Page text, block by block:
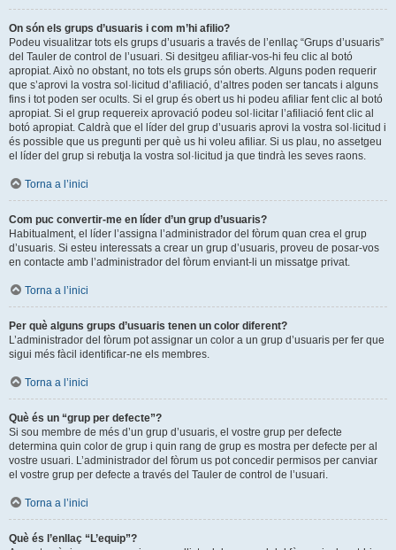
On són els grups d’usuaris i com m’hi afilio?
Podeu visualitzar tots els grups d’usuaris a través de l’enllaç “Grups d’usuaris”
del Tauler de control de l’usuari. Si desitgeu afiliar-vos-hi feu clic al botó
apropiat. Això no obstant, no tots els grups són oberts. Alguns poden requerir
que s’aprovi la vostra sol·licitud d’afiliació, d’altres poden ser tancats i alguns
fins i tot poden ser ocults. Si el grup és obert us hi podeu afiliar fent clic al botó
apropiat. Si el grup requereix aprovació podeu sol·licitar l’afiliació fent clic al
botó apropiat. Caldrà que el líder del grup d’usuaris aprovi la vostra sol·licitud i
és possible que us pregunti per què us hi voleu afiliar. Si us plau, no assetgeu
el líder del grup si rebutja la vostra sol·licitud ja que tindrà les seves raons.
Torna a l’inici
Com puc convertir-me en líder d’un grup d’usuaris?
Habitualment, el líder l’assigna l’administrador del fòrum quan crea el grup
d’usuaris. Si esteu interessats a crear un grup d’usuaris, proveu de posar-vos
en contacte amb l’administrador del fòrum enviant-li un missatge privat.
Torna a l’inici
Per què alguns grups d’usuaris tenen un color diferent?
L’administrador del fòrum pot assignar un color a un grup d’usuaris per fer que
sigui més fàcil identificar-ne els membres.
Torna a l’inici
Què és un “grup per defecte”?
Si sou membre de més d’un grup d’usuaris, el vostre grup per defecte
determina quin color de grup i quin rang de grup es mostra per defecte per al
vostre usuari. L’administrador del fòrum us pot concedir permisos per canviar
el vostre grup per defecte a través del Tauler de control de l’usuari.
Torna a l’inici
Què és l’enllaç “L’equip”?